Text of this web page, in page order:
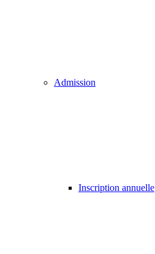
Admission
Inscription annuelle